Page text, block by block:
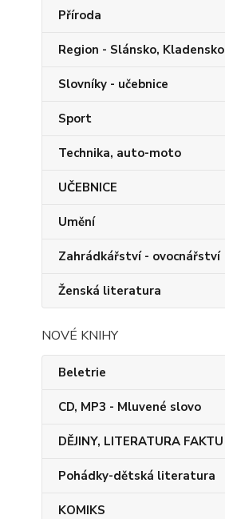
Příroda
Region - Slánsko, Kladensko
Slovníky - učebnice
Sport
Technika, auto-moto
UČEBNICE
Umění
Zahrádkářství - ovocnářství
Ženská literatura
NOVÉ KNIHY
Beletrie
CD, MP3 - Mluvené slovo
DĚJINY, LITERATURA FAKTU
Pohádky-dětská literatura
KOMIKS